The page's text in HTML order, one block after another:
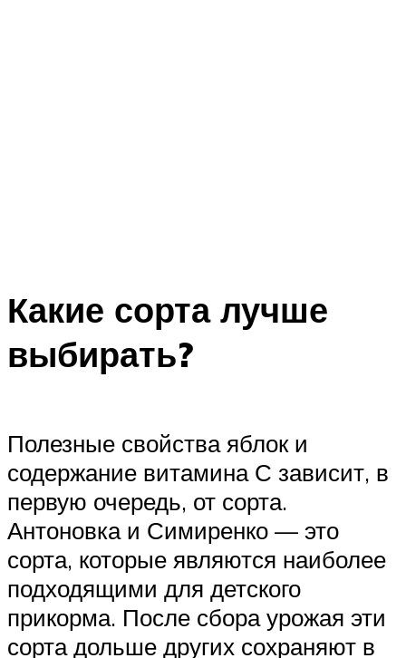
Какие сорта лучше
выбирать?
Полезные свойства яблок и
содержание витамина С зависит, в
первую очередь, от сорта.
Антоновка и Симиренко — это
сорта, которые являются наиболее
подходящими для детского
прикорма. После сбора урожая эти
сорта дольше других сохраняют в